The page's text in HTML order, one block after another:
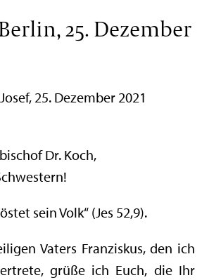
25. Dezember
25. Dezember 2021
Dr. Koch,
sein Volk“ (Jes 52,9).
Vaters Franziskus, den ich
grüße ich Euch, die Ihr